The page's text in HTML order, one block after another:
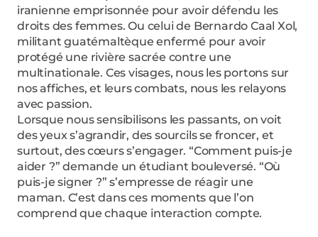
iranienne emprisonnée pour avoir défendu les
droits des femmes. Ou celui de Bernardo Caal Xol,
militant guatémaltèque enfermé pour avoir
protégé une rivière sacrée contre une
multinationale. Ces visages, nous les portons sur
nos affiches, et leurs combats, nous les relayons
avec passion.
Lorsque nous sensibilisons les passants, on voit
des yeux s’agrandir, des sourcils se froncer, et
surtout, des cœurs s’engager. “Comment puis-je
aider ?” demande un étudiant bouleversé. “Où
puis-je signer ?” s’empresse de réagir une
maman. C’est dans ces moments que l’on
comprend que chaque interaction compte.